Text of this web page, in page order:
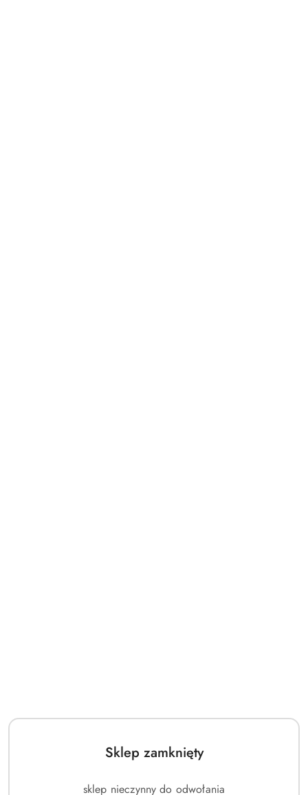
Sklep zamknięty
sklep nieczynny do odwołania